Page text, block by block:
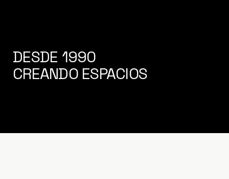
DESDE 1990
CREANDO ESPACIOS